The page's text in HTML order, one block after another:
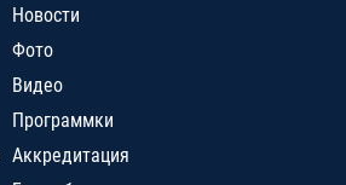
Новости
Фото
Видео
Программки
Аккредитация